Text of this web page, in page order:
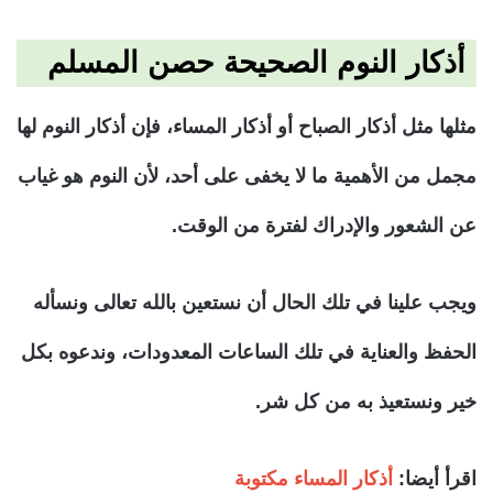
أذكار النوم الصحيحة حصن المسلم
مثلها مثل أذكار الصباح أو أذكار المساء، فإن أذكار النوم لها
مجمل من الأهمية ما لا يخفى على أحد، لأن النوم هو غياب
عن الشعور والإدراك لفترة من الوقت.
ويجب علينا في تلك الحال أن نستعين بالله تعالى ونسأله
الحفظ والعناية في تلك الساعات المعدودات، وندعوه بكل
خير ونستعيذ به من كل شر.
اقرأ أيضا: أذكار المساء مكتوبة